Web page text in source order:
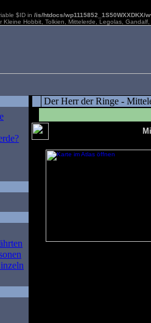
$ID in /is/htdocs/
Kleine Hobbit, Tolkien, Mittelerde, Legolas,
Der Herr der Ringe -